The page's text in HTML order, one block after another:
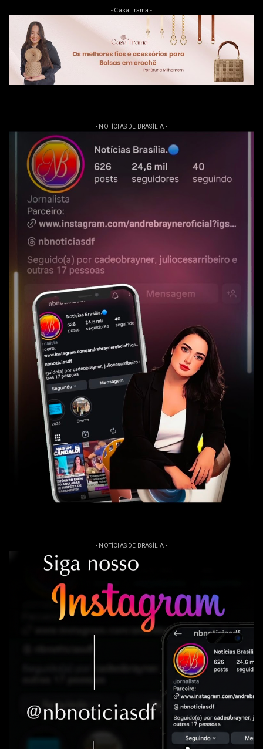
- Casa Trama -
- NOTÍCIAS DE BRASÍLIA -
- NOTÍCIAS DE BRASÍLIA -